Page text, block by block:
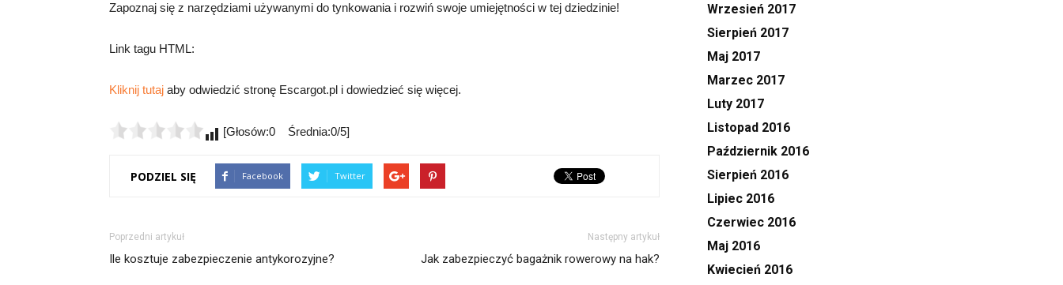
Zapoznaj się z narzędziami używanymi do tynkowania i rozwiń swoje umiejętności w tej dziedzinie!
Link tagu HTML:
Kliknij tutaj aby odwiedzić stronę Escargot.pl i dowiedzieć się więcej.
[Głosów:0 Średnia:0/5]
PODZIEL SIĘ Facebook Twitter
Poprzedni artykuł
Ile kosztuje zabezpieczenie antykorozyjne?
Następny artykuł
Jak zabezpieczyć bagażnik rowerowy na hak?
Wrzesień 2017
Sierpień 2017
Maj 2017
Marzec 2017
Luty 2017
Listopad 2016
Październik 2016
Sierpień 2016
Lipiec 2016
Czerwiec 2016
Maj 2016
Kwiecień 2016